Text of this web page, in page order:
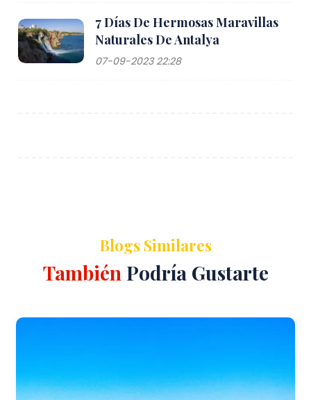
7 Días De Hermosas Maravillas
Naturales De Antalya
07-09-2023 22:28
Blogs Similares
También Podría Gustarte